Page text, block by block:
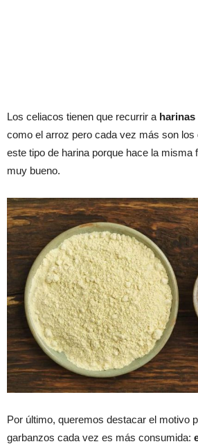
Los celiacos tienen que recurrir a harinas
como el arroz pero cada vez más son los
este tipo de harina porque hace la misma
muy bueno.
Por último, queremos destacar el motivo
garbanzos cada vez es más consumida: